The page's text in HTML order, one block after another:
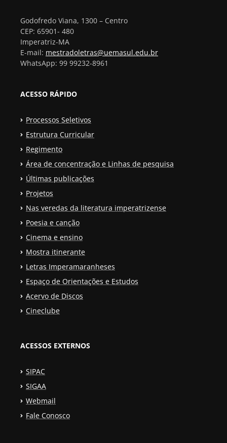
Godofredo Viana, 1300 – Centro
CEP: 65901- 480
Imperatriz-MA
E-mail: mestradoletras@uemasul.edu.br
WhatsApp: 99 99232-8961
ACESSO RÁPIDO
Processos Seletivos
Estrutura Curricular
Regimento
Área de concentração e Linhas de pesquisa
Últimas publicações
Projetos
Nas veredas da literatura imperatrizense
Poesia e canção
Cinema e ensino
Mostra itinerante
Letras Imperamaranheses
Espaço de Orientações e Estudos
Acervo de Discos
Cineclube
ACESSOS EXTERNOS
SIPAC
SIGAA
Webmail
Fale Conosco